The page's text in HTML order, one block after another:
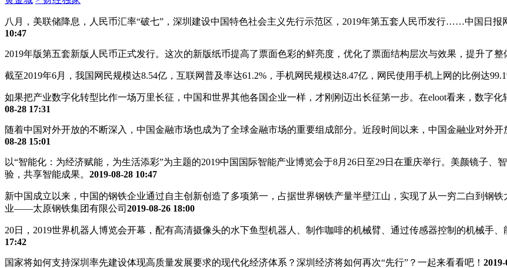
八月，美联储降息，人民币汇率“破七”，深圳建设中国特色社会主义先行示范区，2019年第五套人民币发行……中国日报
10:47
2019年版第五套新版人民币正式发行。这次的新版纸币提高了票面色彩的鲜亮度，优化了票面结构层次与效果，提升了整
截至2019年6月，我国网民规模达8.54亿，互联网普及率达61.2%，手机网民规模达8.47亿，网民使用手机上网的比例达
如果把产业数字化转型比作一场万里长征，中国和世界其他各国企业一样，才刚刚迈出长征第一步。在eloot看来，数字
08-28 17:31
随着中国对外开放的不断深入，中国金融市场也成为了全球金融市场的重要组成部分。近段时间以来，中国金融业对外
08-28 15:01
以“智能化：为经济赋能，为生活添彩”为主题的2019中国国际智能产业博览会于8月26日至29日在重庆举行。美颜镜子
验，共享智能成果。 2019-08-28 10:47
新中国成立以来，中国的钢铁企业通过自主创新创造了多项第一，占据世界钢铁产量半壁江山，实现了从一穷二白到钢
业——太原钢铁集团有限公司 2019-08-26 18:00
20日，2019世界机器人博览会开幕，配有高清摄像头的水下鱼型机器人、制作咖啡的机械臂、通过传感器控制的机械手
17:42
国家将如何支持深圳率先建设体现高质量发展要求的现代化经济体系？深圳经济将如何再次“先行”？一起来看看吧！